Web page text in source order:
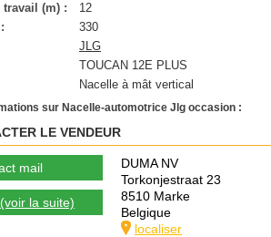
travail (m) :
12
330
JLG
TOUCAN 12E PLUS
Nacelle à mât vertical
sur Nacelle-automotrice Jlg occasion :
LE VENDEUR
mail
la suite)
DUMA NV
Torkonjestraat 23
8510 Marke
Belgique
localiser